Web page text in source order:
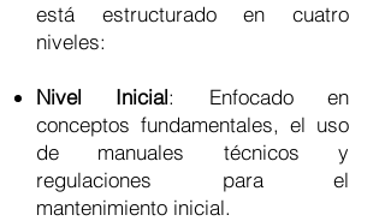
está estructurado en cuatro
niveles:
Nivel Inicial: Enfocado en
conceptos fundamentales, el uso
de manuales técnicos y
regulaciones para el
mantenimiento inicial.